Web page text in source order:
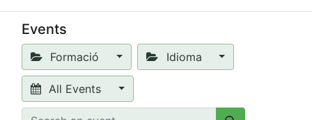
Events
Formació Idioma
All Events